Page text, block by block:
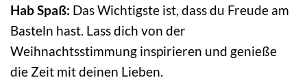
Hab Spaß: Das Wichtigste ist, dass du Freude am
Basteln hast. Lass dich von der
Weihnachtsstimmung inspirieren und genieße
die Zeit mit deinen Lieben.